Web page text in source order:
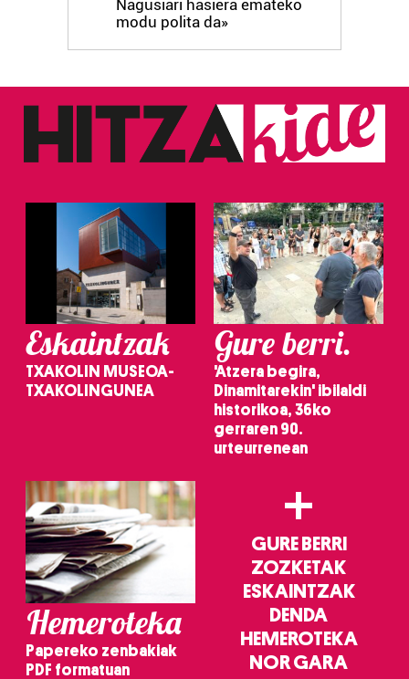
baliatzen gara. Ohar hau onartuz gero, teknologia hori
erabiltzeko baimen esplizitua ematen diguzu. Gehiago
irakurri
Nagusiari hasiera emateko
modu polita da»
Eskaintzak
TXAKOLIN MUSEOA-
TXAKOLINGUNEA
Gure berri.
'Atzera begira,
Dinamitarekin' ibilaldi
historikoa, 36ko
gerraren 90.
urteurrenean
Hemeroteka
Papereko zenbakiak
PDF formatuan
+
GURE BERRI
ZOZKETAK
ESKAINTZAK
DENDA
HEMEROTEKA
NOR GARA